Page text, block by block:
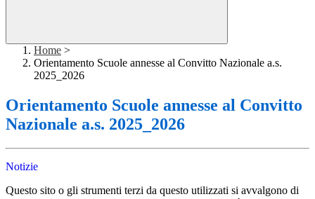
Home >
Orientamento Scuole annesse al Convitto Nazionale a.s.
2025_2026
Orientamento Scuole annesse al Convitto
Nazionale a.s. 2025_2026
Notizie
Questo sito o gli strumenti terzi da questo utilizzati si avvalgono di